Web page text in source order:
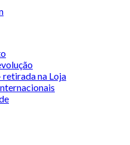
retirada na Loja